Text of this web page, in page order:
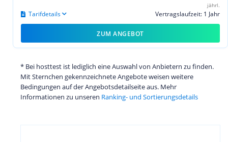
jährl.
Vertragslaufzeit: 1 Jahr
Tarifdetails
ZUM ANGEBOT
* Bei hosttest ist lediglich eine Auswahl von Anbietern zu finden.
Mit Sternchen gekennzeichnete Angebote weisen weitere
Bedingungen auf der Angebotsdetailseite aus. Mehr
Informationen zu unseren Ranking- und Sortierungsdetails